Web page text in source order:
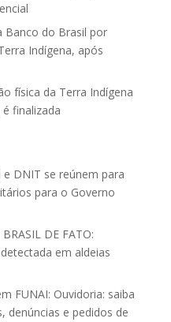
Banco do Brasil por
Indígena, após
física da Terra Indígena
finalizada
e DNIT se reúnem para
para o Governo
BRASIL DE FATO:
em aldeias
FUNAI: Ouvidoria: saiba
denúncias e pedidos de